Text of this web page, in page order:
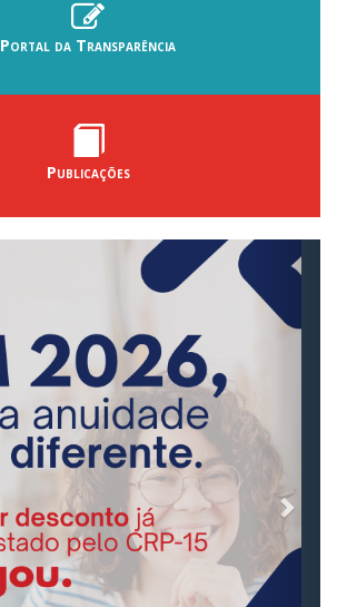
Portal da Transparência
Publicações